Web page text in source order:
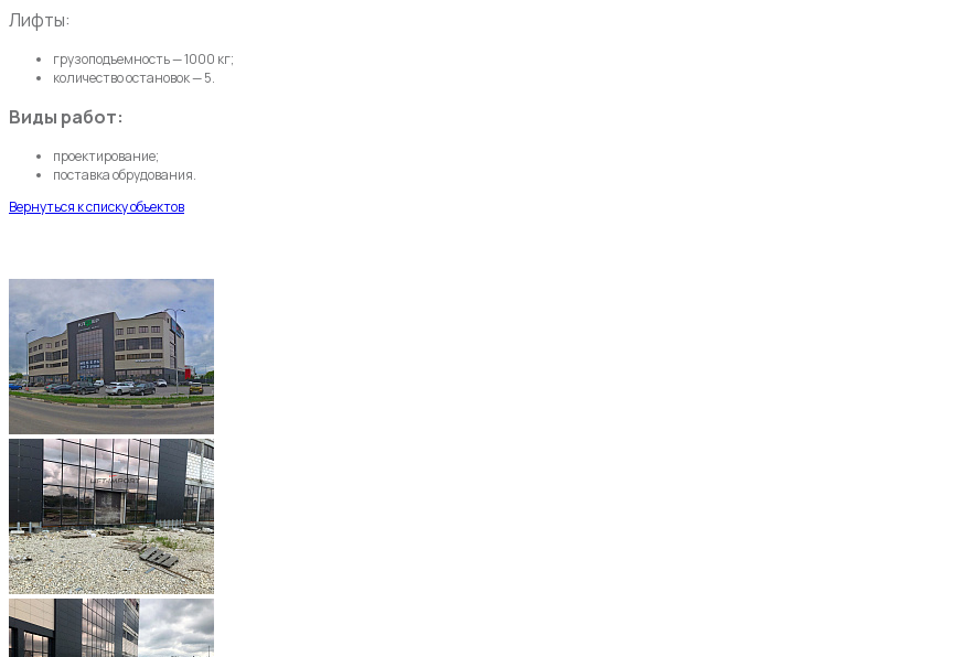
Лифты:
грузоподъемность — 1000 кг;
количество остановок — 5.
Виды работ:
проектирование;
поставка обрудования.
Вернуться к списку объектов